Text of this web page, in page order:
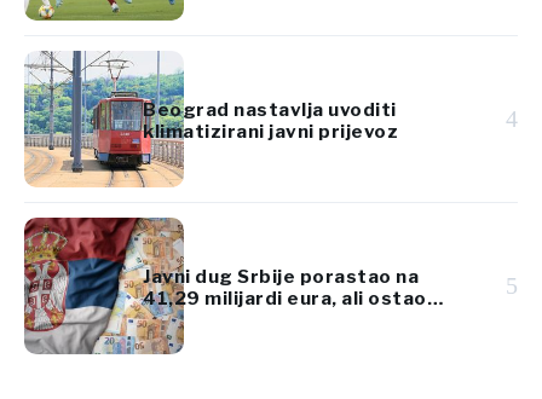
Beograd nastavlja uvoditi
klimatizirani javni prijevoz
4
Javni dug Srbije porastao na
41,29 milijardi eura, ali ostao
ispod 45% BDP-a
5